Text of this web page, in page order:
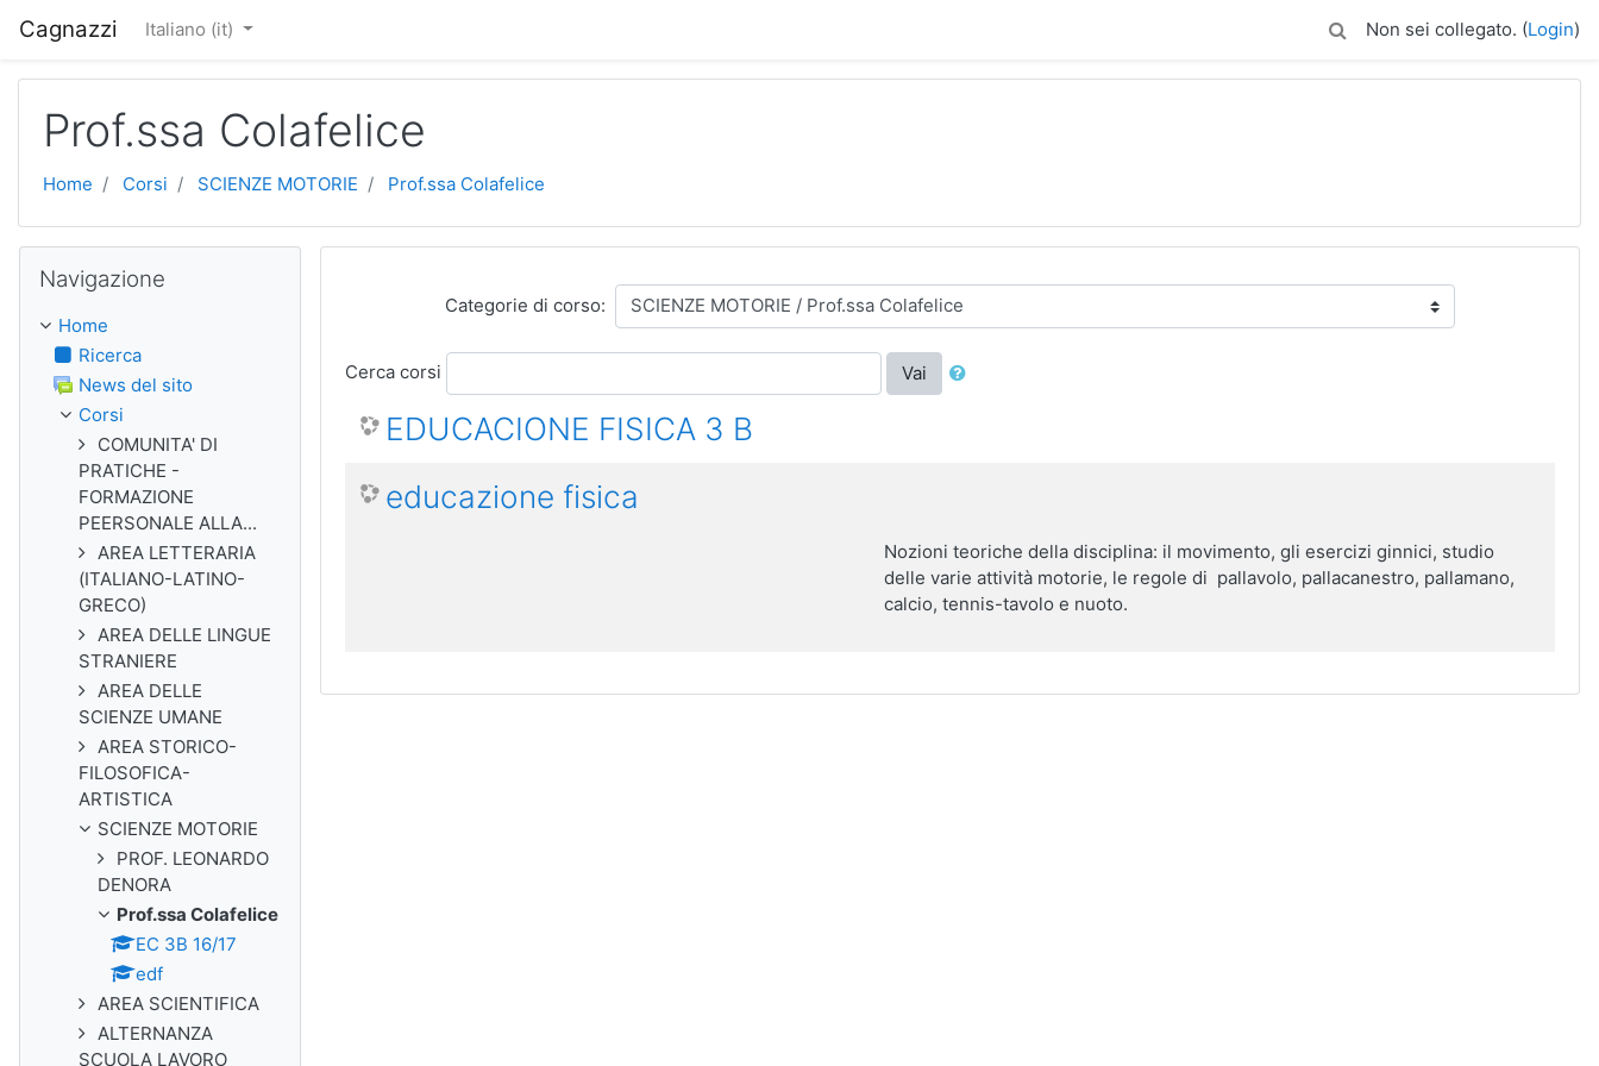
Cagnazzi Italiano ‎(it)‎ Non sei collegato. (Login)
Prof.ssa Colafelice
Home Corsi SCIENZE MOTORIE Prof.ssa Colafelice
Categorie di corso:
Cerca corsi Vai
EDUCACIONE FISICA 3 B
educazione fisica
Nozioni teoriche della disciplina: il movimento, gli esercizi ginnici, studio
delle varie attività motorie, le regole di pallavolo, pallacanestro, pallamano,
calcio, tennis-tavolo e nuoto.
Navigazione
Home
Ricerca
News del sito
Corsi
COMUNITA' DI
PRATICHE -
FORMAZIONE
PEERSONALE ALLA...
AREA LETTERARIA
(ITALIANO-LATINO-
GRECO)
AREA DELLE LINGUE
STRANIERE
AREA DELLE
SCIENZE UMANE
AREA STORICO-
FILOSOFICA-
ARTISTICA
SCIENZE MOTORIE
PROF. LEONARDO
DENORA
Prof.ssa Colafelice
EC 3B 16/17
edf
AREA SCIENTIFICA
ALTERNANZA
SCUOLA LAVORO